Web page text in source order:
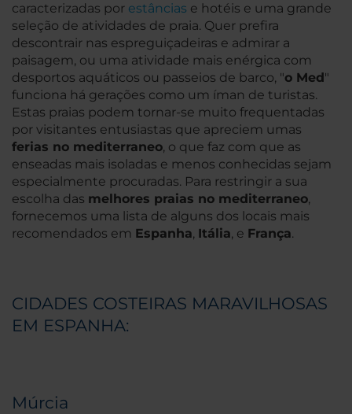
caracterizadas por estâncias e hotéis e uma grande
seleção de atividades de praia. Quer prefira
descontrair nas espreguiçadeiras e admirar a
paisagem, ou uma atividade mais enérgica com
desportos aquáticos ou passeios de barco, "o Med"
funciona há gerações como um íman de turistas.
Estas praias podem tornar-se muito frequentadas
por visitantes entusiastas que apreciem umas
ferias no mediterraneo, o que faz com que as
enseadas mais isoladas e menos conhecidas sejam
especialmente procuradas. Para restringir a sua
escolha das melhores praias no mediterraneo,
fornecemos uma lista de alguns dos locais mais
recomendados em Espanha, Itália, e França.
CIDADES COSTEIRAS MARAVILHOSAS
EM ESPANHA:
Múrcia